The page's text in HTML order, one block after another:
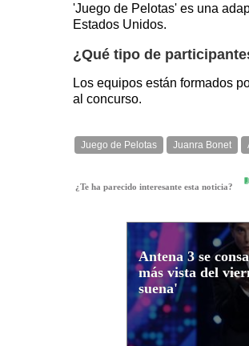
'Juego de Pelotas' es una
Estados Unidos.
¿Qué tipo de
Los equipos están formados
al concurso.
Juego de Pelotas Juanra Bonet
¿Te ha parecido interesante esta noticia?
Antena 3 se
más vista del
suena'